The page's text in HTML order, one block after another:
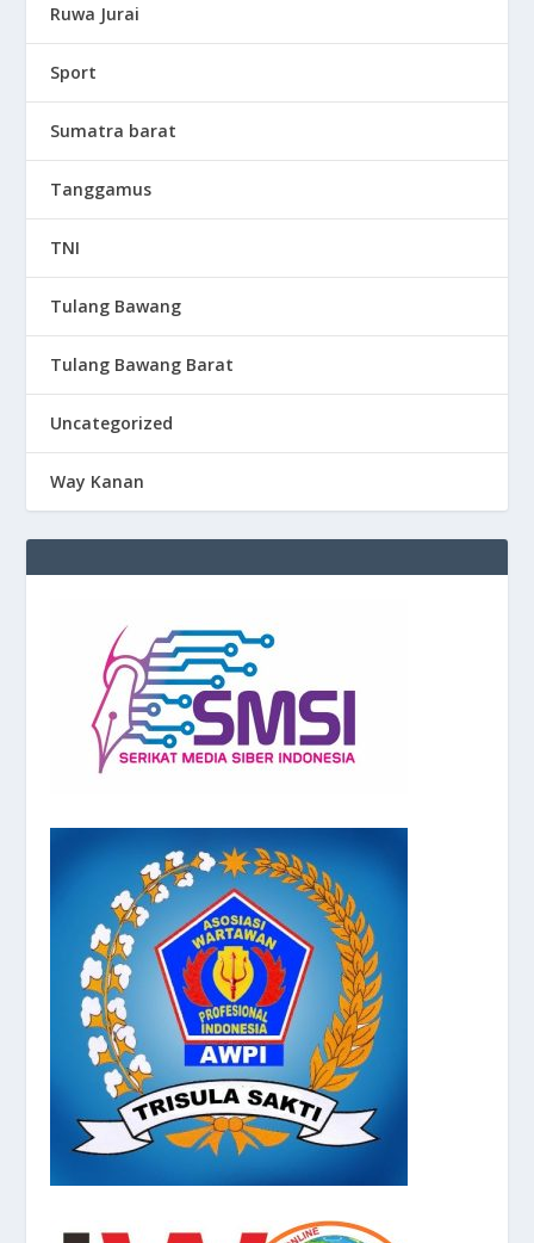
Ruwa Jurai
Sport
Sumatra barat
Tanggamus
TNI
Tulang Bawang
Tulang Bawang Barat
Uncategorized
Way Kanan